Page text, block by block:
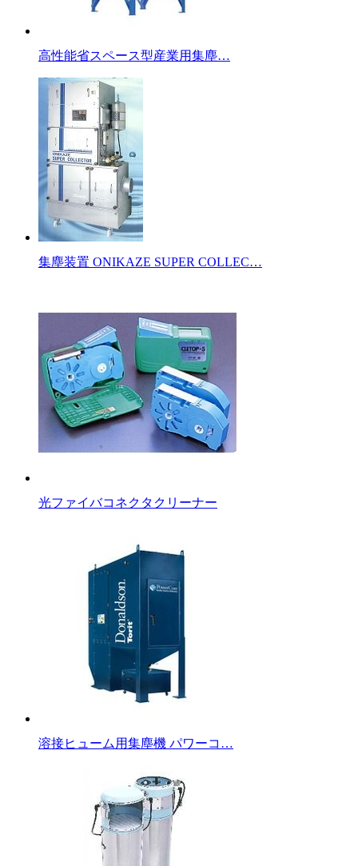
高性能省スペース型産業用集塵…
集塵装置 ONIKAZE SUPER COLLEC…
光ファイバコネクタクリーナー
溶接ヒューム用集塵機 パワーコ…